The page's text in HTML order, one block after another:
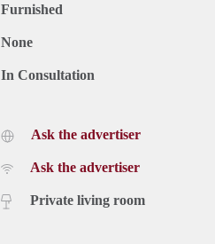
Furnished
None
In Consultation
Ask the advertiser
Ask the advertiser
Private living room